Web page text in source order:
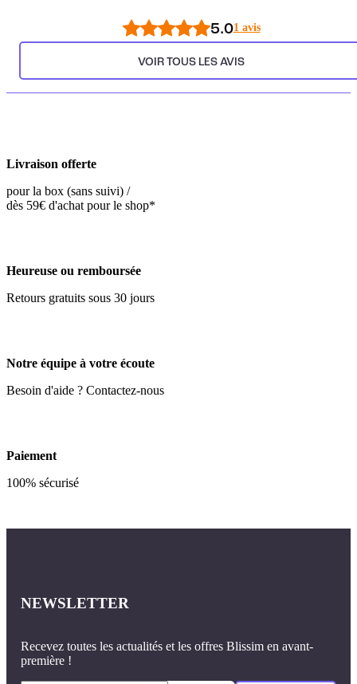
5.01 avis
VOIR TOUS LES AVIS
Livraison offerte
pour la box (sans suivi) /
dès 59€ d'achat pour le shop*
Heureuse ou remboursée
Retours gratuits sous 30 jours
Notre équipe à votre écoute
Besoin d'aide ? Contactez-nous
Paiement
100% sécurisé
NEWSLETTER
Recevez toutes les actualités et les offres Blissim en avant-
première !